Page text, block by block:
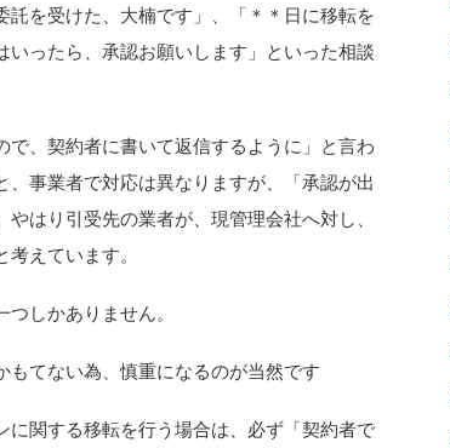
託を受けた、大楠です」、「＊＊日に移転を
ったら、承認お願いします」といった相談
で、契約者に書いて返信するように」と言わ
事業者で対応は異なりますが、「承認が出
はり引受先の業者が、現管理会社へ対し、
えています。
つしかありません。
もてない為、慎重になるのが当然です
に関する移転を行う場合は、必ず「契約者で